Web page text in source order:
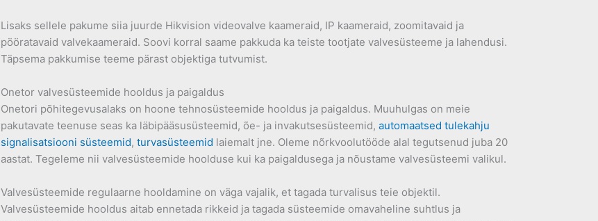
Lisaks sellele pakume siia juurde Hikvision videovalve kaameraid, IP kaameraid, zoomitavaid ja
pööratavaid valvekaameraid. Soovi korral saame pakkuda ka teiste tootjate valvesüsteeme ja lahendusi.
Täpsema pakkumise teeme pärast objektiga tutvumist.
Onetor valvesüsteemide hooldus ja paigaldus
Onetori põhitegevusalaks on hoone tehnosüsteemide hooldus ja paigaldus. Muuhulgas on meie
pakutavate teenuse seas ka läbipääsusüsteemid, õe- ja invakutsesüsteemid, automaatsed tulekahju
signalisatsiooni süsteemid, turvasüsteemid laiemalt jne. Oleme nõrkvoolutööde alal tegutsenud juba 20
aastat. Tegeleme nii valvesüsteemide hoolduse kui ka paigaldusega ja nõustame valvesüsteemi valikul.
Valvesüsteemide regulaarne hooldamine on väga vajalik, et tagada turvalisus teie objektil.
Valvesüsteemide hooldus aitab ennetada rikkeid ja tagada süsteemide omavaheline suhtlus ja